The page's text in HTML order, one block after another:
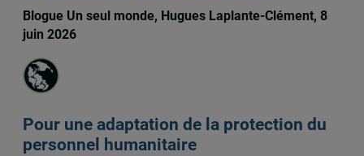
Blogue Un seul monde, Hugues Laplante-Clément, 8
juin 2026
Pour une adaptation de la protection du
personnel humanitaire